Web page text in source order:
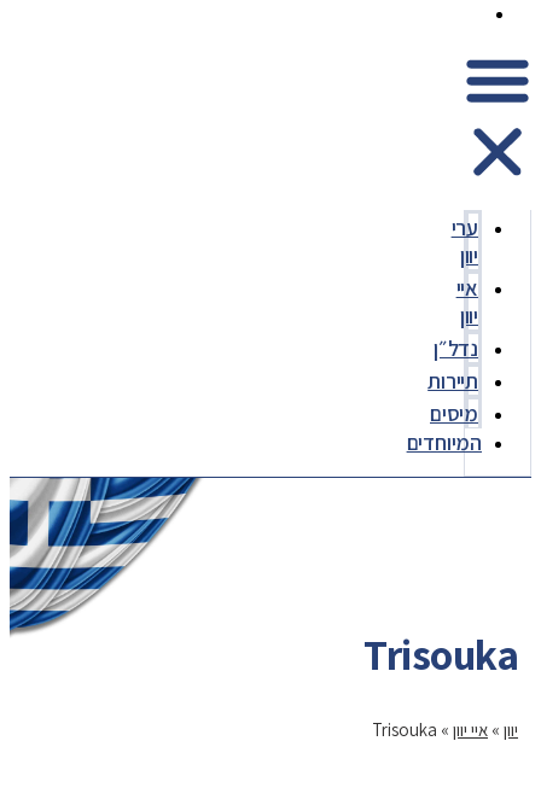
ערי
יוון
איי
יוון
נדל״ן
תיירות
מיסים
המיוחדים
Trisouka
יוון » איי יוון »
Trisouka